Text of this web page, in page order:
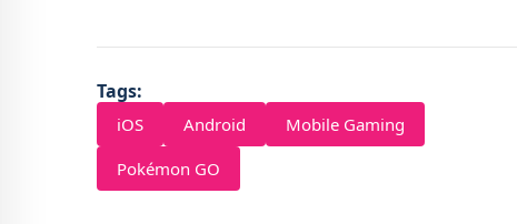
Tags:
iOS Android
Mobile Gaming
Pokémon GO